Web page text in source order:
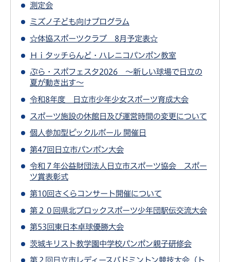
測定会
ミズノ子ども向けプログラム
☆体協スポーツクラブ 8月予定表☆
Ｈｉタッチらんど・ハレニコパンポン教室
ぷら・スポフェスタ2026 ～新しい球場で日立の
夏が動き出す～
令和8年度 日立市少年少女スポーツ育成大会
スポーツ施設の休館日及び運営時間の変更について
個人参加型ピックルボール 開催日
第47回日立市パンポン大会
令和７年公益財団法人日立市スポーツ協会 スポー
ツ賞表彰式
第10回さくらコンサート開催について
第２０回県北ブロックスポーツ少年団駅伝交流大会
第53回東日本卓球優勝大会
茨城キリスト教学園中学校パンポン親子研修会
第２回日立市レディースバドミントン競技大会（ト